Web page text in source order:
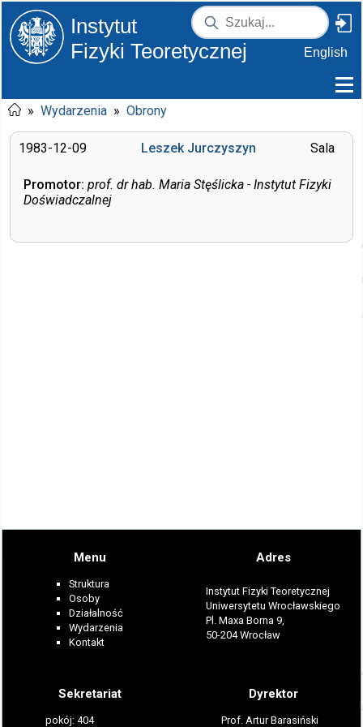
Instytut
Fizyki Teoretycznej
English
» Wydarzenia » Obrony
1983-12-09 Sala
Leszek Jurczyszyn
Promotor: prof. dr hab. Maria Stęślicka - Instytut Fizyki
Doświadczalnej
Menu
Struktura
Osoby
Działalność
Wydarzenia
Kontakt
Adres
Instytut Fizyki Teoretycznej
Uniwersytetu Wrocławskiego
Pl. Maxa Borna 9,
50-204 Wrocław
Sekretariat
pokój: 404
Dyrektor
Prof. Artur Barasiński